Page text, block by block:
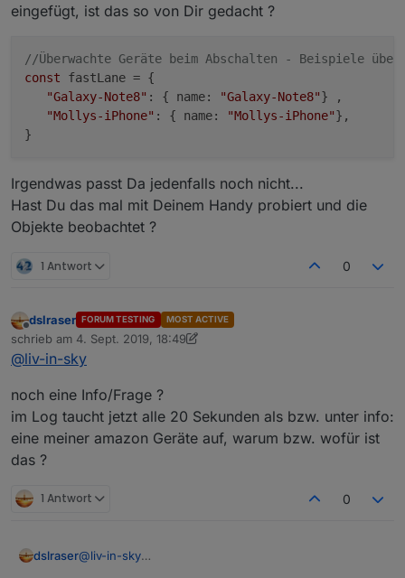
eingefügt, ist das so von Dir gedacht ?
//Überwachte Geräte beim Abschalten - Beispiele
const fastLane = {
"Galaxy-Note8" : { name: "Galaxy-Note8"} ,
"Mollys-iPhone" : { name: "Mollys-iPhone"},
Irgendwas passt Da jedenfalls noch nicht...
Hast Du das mal mit Deinem Handy probiert und die
Objekte beobachtet ?
1 Antwort 0
Offline
dslraser FORUM TESTING MOST ACTIVE
schrieb am 4. Sept. 2019, 18:49
zuletzt editiert von dslraser9. Apr. 2019, 20:52
@liv-in-sky
noch eine Info/Frage ?
im Log taucht jetzt alle 20 Sekunden als bzw. unter info:
eine meiner amazon Geräte auf, warum bzw. wofür ist
das ?
1 Antwort 0
dslraser@liv-in-sky